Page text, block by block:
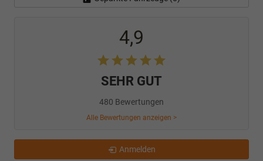
4,9
SEHR GUT
480 Bewertungen
Alle Bewertungen anzeigen >
Anmelden